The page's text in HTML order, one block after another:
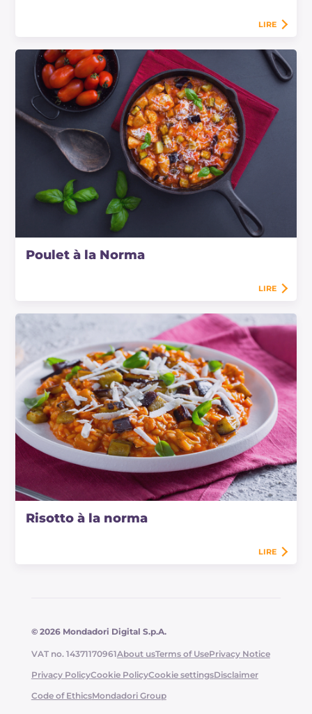
LIRE
Poulet à la Norma
LIRE
Risotto à la norma
LIRE
© 2026 Mondadori Digital S.p.A.
VAT no. 14371170961About usTerms of UsePrivacy Notice
Privacy PolicyCookie PolicyCookie settingsDisclaimer
Code of EthicsMondadori Group